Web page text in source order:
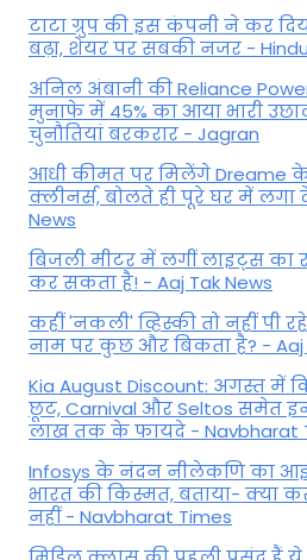
टाटा ग्रुप की इस कंपनी ने कर
बढ़ा, शेयर पर सबकी नजर -
अनिल अंबानी की Reliance
मुनाफे में 45% का आया भारी
चुनौतियां बरकरार - Jagran
आधी कीमत पर मिलेंगे Dreame
क्लीनर्स, बोलते ही पूरे घर में लगा
News
बिजली मीटर में लगीं लाइट्स का
कर सकता है! - Aaj Tak News
कहीं 'नकली' व्हिस्की तो नहीं पी
नाम पर कुछ और बिकता है? - Aaj
Kia August Discount: अगस्त में
छूट, Carnival और Seltos समेत इन
लाख तक के फायदे - Navbharat
Infosys के नंदन नीलेकणि का
भारत की किस्मत, बताया- क्या
नहीं - Navbharat Times